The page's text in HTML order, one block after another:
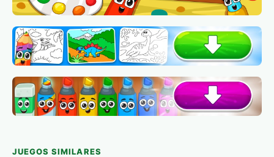
JUEGOS SIMILARES